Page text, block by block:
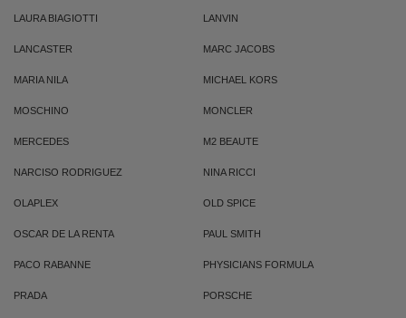
LAURA BIAGIOTTI LANVIN
LANCASTER MARC JACOBS
MARIA NILA MICHAEL KORS
MOSCHINO MONCLER
MERCEDES M2 BEAUTE
NARCISO RODRIGUEZ NINA RICCI
OLAPLEX OLD SPICE
OSCAR DE LA RENTA PAUL SMITH
PACO RABANNE PHYSICIANS FORMULA
PRADA PORSCHE